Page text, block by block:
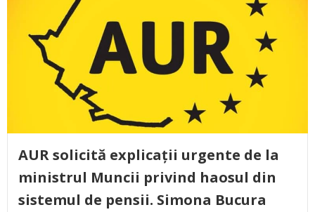
AUR solicită explicații urgente de la
ministrul Muncii privind haosul din
sistemul de pensii. Simona Bucura